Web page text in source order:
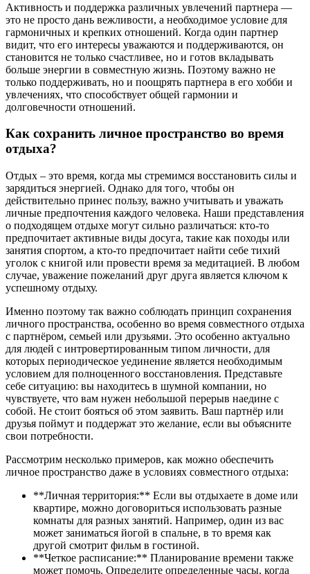
Активность и поддержка различных увлечений партнера —
это не просто дань вежливости, а необходимое условие для
гармоничных и крепких отношений. Когда один партнер
видит, что его интересы уважаются и поддерживаются, он
становится не только счастливее, но и готов вкладывать
больше энергии в совместную жизнь. Поэтому важно не
только поддерживать, но и поощрять партнера в его хобби и
увлечениях, что способствует общей гармонии и
долговечности отношений.
Как сохранить личное пространство во время
отдыха?
Отдых – это время, когда мы стремимся восстановить силы и
зарядиться энергией. Однако для того, чтобы он
действительно принес пользу, важно учитывать и уважать
личные предпочтения каждого человека. Наши представления
о подходящем отдыхе могут сильно различаться: кто-то
предпочитает активные виды досуга, такие как походы или
занятия спортом, а кто-то предпочитает найти себе тихий
уголок с книгой или провести время за медитацией. В любом
случае, уважение пожеланий друг друга является ключом к
успешному отдыху.
Именно поэтому так важно соблюдать принцип сохранения
личного пространства, особенно во время совместного отдыха
с партнёром, семьей или друзьями. Это особенно актуально
для людей с интровертированным типом личности, для
которых периодическое уединение является необходимым
условием для полноценного восстановления. Представьте
себе ситуацию: вы находитесь в шумной компании, но
чувствуете, что вам нужен небольшой перерыв наедине с
собой. Не стоит бояться об этом заявить. Ваш партнёр или
друзья поймут и поддержат это желание, если вы объясните
свои потребности.
Рассмотрим несколько примеров, как можно обеспечить
личное пространство даже в условиях совместного отдыха:
**Личная территория:** Если вы отдыхаете в доме или
квартире, можно договориться использовать разные
комнаты для разных занятий. Например, один из вас
может заниматься йогой в спальне, в то время как
другой смотрит фильм в гостиной.
**Четкое расписание:** Планирование времени также
может помочь. Определите определенные часы, когда